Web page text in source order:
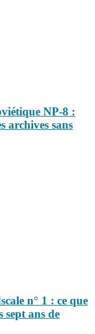
NP-8 :
archives sans
n° 1 : ce que
sept ans de